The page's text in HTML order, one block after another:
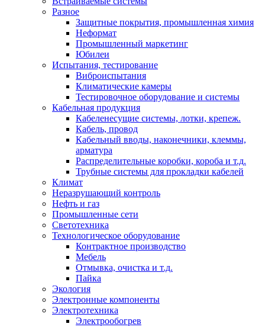
Разное
Защитные покрытия, промышленная химия
Неформат
Промышленный маркетинг
Юбилеи
Испытания, тестирование
Виброиспытания
Климатические камеры
Тестировочное оборудование и системы
Кабельная продукция
Кабеленесущие системы, лотки, крепеж.
Кабель, провод
Кабельный вводы, наконечники, клеммы,
арматура
Распределительные коробки, короба и т.д.
Трубные системы для прокладки кабелей
Климат
Неразрушающий контроль
Нефть и газ
Промышленные сети
Светотехника
Технологическое оборудование
Контрактное производство
Мебель
Отмывка, очистка и т.д.
Пайка
Экология
Электронные компоненты
Электротехника
Электрообогрев